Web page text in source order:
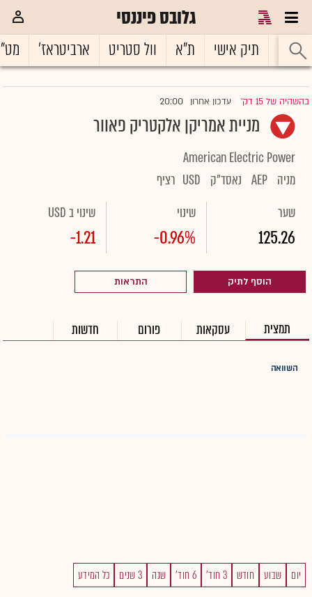
גלובס פיננסי
ראשי תיק אישי ת"א וול סטריט ארביטראז'
בהשהיה של 15 דק' |עדכון אחרון 20:00
מניית אמריקן אלקטריק פאוור
American Electric Power
מניה AEP נאסד"ק USD רציף
שער
125.26
שינוי
-0.96%
שינוי ב USD
-1.21
הוסף לתיק התראות
תמצית עסקאות פורום חדשות
השוואה
יום שבוע חודש 3 חוד' 6 חוד' שנה 3 שנים כל המידע